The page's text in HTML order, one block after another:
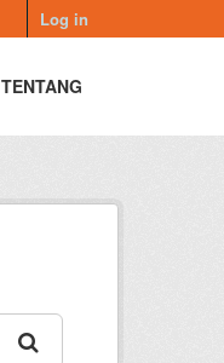
Log in
TENTANG